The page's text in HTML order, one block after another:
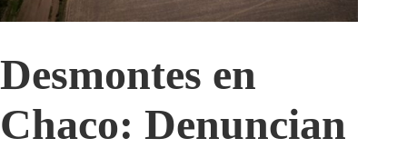
Desmontes en
Chaco: Denuncian